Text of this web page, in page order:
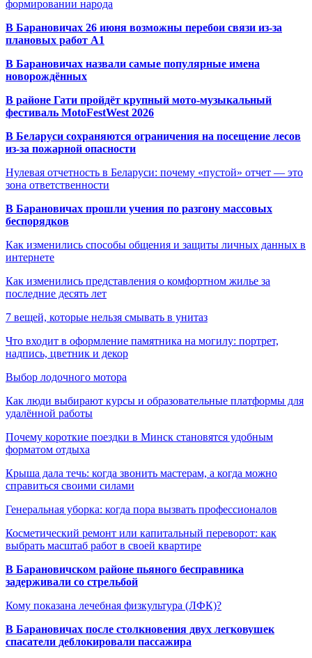
формировании народа
В Барановичах 26 июня возможны перебои связи из-за
плановых работ A1
В Барановичах назвали самые популярные имена
новорождённых
В районе Гати пройдёт крупный мото-музыкальный
фестиваль MotoFestWest 2026
В Беларуси сохраняются ограничения на посещение лесов
из-за пожарной опасности
Нулевая отчетность в Беларуси: почему «пустой» отчет — это
зона ответственности
В Барановичах прошли учения по разгону массовых
беспорядков
Как изменились способы общения и защиты личных данных в
интернете
Как изменились представления о комфортном жилье за
последние десять лет
7 вещей, которые нельзя смывать в унитаз
Что входит в оформление памятника на могилу: портрет,
надпись, цветник и декор
Выбор лодочного мотора
Как люди выбирают курсы и образовательные платформы для
удалённой работы
Почему короткие поездки в Минск становятся удобным
форматом отдыха
Крыша дала течь: когда звонить мастерам, а когда можно
справиться своими силами
Генеральная уборка: когда пора вызвать профессионалов
Косметический ремонт или капитальный переворот: как
выбрать масштаб работ в своей квартире
В Барановичском районе пьяного бесправника
задерживали со стрельбой
Кому показана лечебная физкультура (ЛФК)?
В Барановичах после столкновения двух легковушек
спасатели деблокировали пассажира